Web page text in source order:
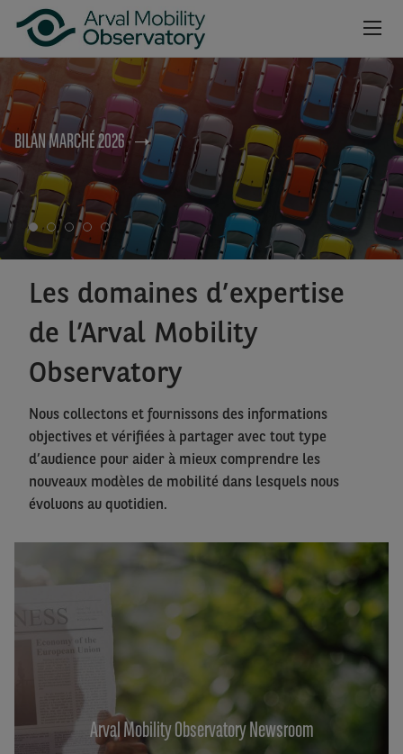
Aller au contenu principal
BILAN MARCHÉ 2026
Les domaines d’expertise
de l’Arval Mobility
Observatory
Nous collectons et fournissons des informations
objectives et vérifiées à partager avec tout type
d’audience pour aider à mieux comprendre les
nouveaux modèles de mobilité dans lesquels nous
évoluons au quotidien.
Arval Mobility Observatory Newsroom
NEWSROOM
CAHIERS
BAROMÈTRES
VIDÉOS